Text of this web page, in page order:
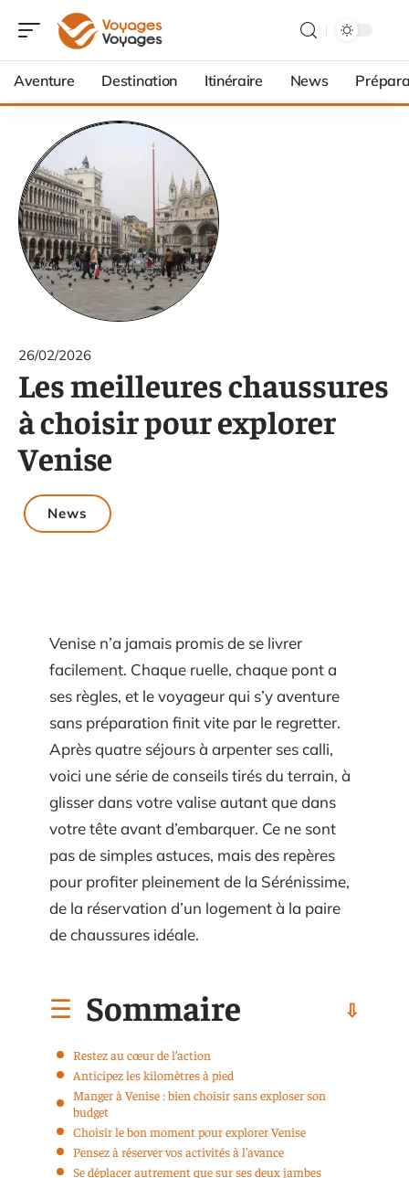
Aventure Destination Itinéraire News
26/02/2026
Les meilleures chaussures
à choisir pour explorer
Venise
News
Venise n’a jamais promis de se livrer
facilement. Chaque ruelle, chaque pont a
ses règles, et le voyageur qui s’y aventure
sans préparation finit vite par le regretter.
Après quatre séjours à arpenter ses calli,
voici une série de conseils tirés du terrain, à
glisser dans votre valise autant que dans
votre tête avant d’embarquer. Ce ne sont
pas de simples astuces, mais des repères
pour profiter pleinement de la Sérénissime,
de la réservation d’un logement à la paire
de chaussures idéale.
Sommaire
Restez au cœur de l’action
Anticipez les kilomètres à pied
Manger à Venise : bien choisir sans exploser son
budget
Choisir le bon moment pour explorer Venise
Pensez à réserver vos activités à l’avance
Se déplacer autrement que sur ses deux jambes